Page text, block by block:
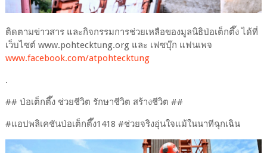
ติดตามข่าวสาร และกิจกรรมการช่วยเหลือของมูลนิธิป่อเต็กตึ๊ง ได้ที่
เว็บไซต์ www.pohtecktung.org และ เฟซบุ๊ก แฟนเพจ
www.facebook.com/atpohtecktung
.
## ป่อเต็กตึ๊ง ช่วยชีวิต รักษาชีวิต สร้างชีวิต ##
#แอปพลิเคชันป่อเต็กตึ๊ง1418 #ช่วยจริงอุ่นใจแม้ในนาทีฉุกเฉิน